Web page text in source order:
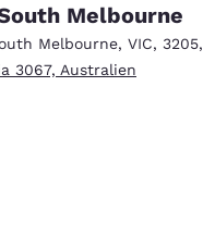
Melbourne
Melbourne, VIC, 3205,
3067, Australien
zum Mitnehmen
Bewertungen